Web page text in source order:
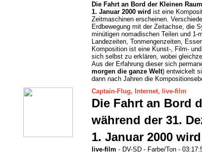
Die Fahrt an Bord der Kleinen
1. Januar 2000 wird ist eine
Zeitmaschinen erscheinen.
Erdbewegung mit der Zeitachse, die
minütigen nomadischen Teilen und
Landezeiten, Tonmengenzeiten,
Komposition ist eine Kunst-, Film-
sich selbst zu erklären, wobei
Aus der Erfahrung dieser sich
morgen die ganze Welt) entwickelt
dann nach Jahren die
Captain-Flug, Internet, live-film
Die Fahrt an Bord
während der 31.
1. Januar 2000 wird
live-film - DV-SD - Farbe/Ton -